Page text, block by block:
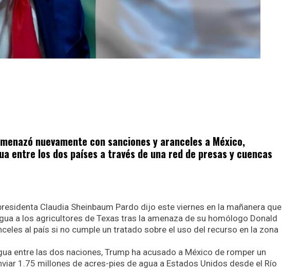
nuevamente con sanciones y aranceles a México,
entre los dos países a través de una red de presas y cuencas
Claudia Sheinbaum Pardo dijo este viernes en la mañanera que
a los agricultores de Texas tras la amenaza de su homólogo Donald
al país si no cumple un tratado sobre el uso del recurso en la zona
entre las dos naciones, Trump ha acusado a México de romper un
1.75 millones de acres-pies de agua a Estados Unidos desde el Río